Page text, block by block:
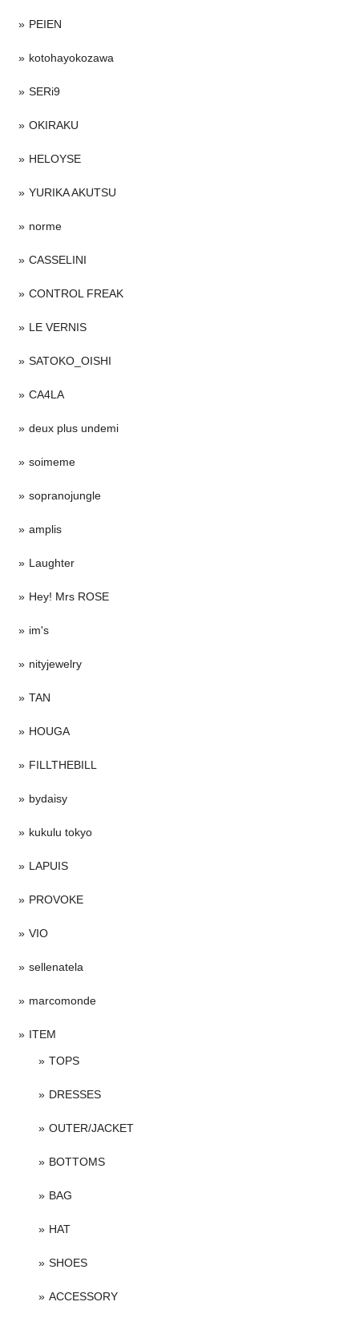
PEIEN
kotohayokozawa
SERi9
OKIRAKU
HELOYSE
YURIKA AKUTSU
norme
CASSELINI
CONTROL FREAK
LE VERNIS
SATOKO_OISHI
CA4LA
deux plus undemi
soimeme
sopranojungle
amplis
Laughter
Hey! Mrs ROSE
im's
nityjewelry
TAN
HOUGA
FILLTHEBILL
bydaisy
kukulu tokyo
LAPUIS
PROVOKE
VIO
sellenatela
marcomonde
ITEM
TOPS
DRESSES
OUTER/JACKET
BOTTOMS
BAG
HAT
SHOES
ACCESSORY